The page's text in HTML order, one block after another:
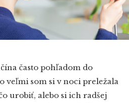
často pohľadom do
veľmi som si v noci preležala
urobiť, alebo si ich radšej